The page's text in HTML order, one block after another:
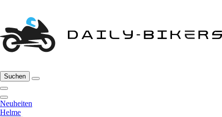
Suchen
Neuheiten
Helme